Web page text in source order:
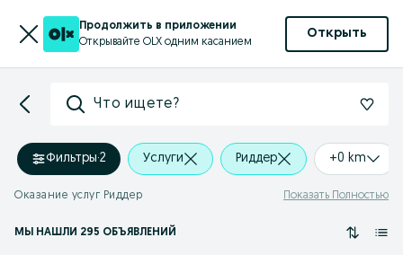
Продолжить в приложении
Открывайте OLX одним касанием
Открыть
Что ищете?
Фильтры·2 Услуги Риддер +0 km
Оказание услуг Риддер Показать Полностью
МЫ НАШЛИ 295 ОБЪЯВЛЕНИЙ